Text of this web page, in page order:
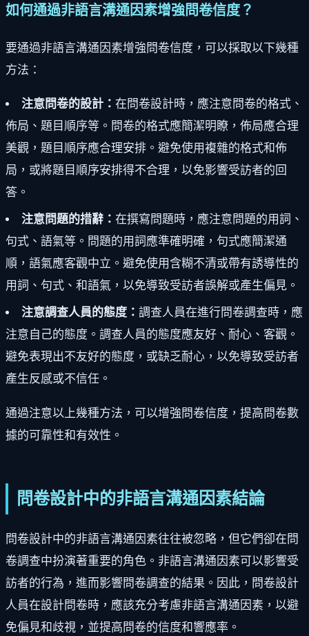
如何通過非語言溝通因素增強問卷信度？
要通過非語言溝通因素增強問卷信度，可以採取以下幾種
方法：
注意問卷的設計： 在問卷設計時，應注意問卷的格式、
佈局、題目順序等。問卷的格式應簡潔明瞭，佈局應合理
美觀，題目順序應合理安排。避免使用複雜的格式和佈
局，或將題目順序安排得不合理，以免影響受訪者的回
答。
注意問題的措辭： 在撰寫問題時，應注意問題的用詞、
句式、語氣等。問題的用詞應準確明確，句式應簡潔通
順，語氣應客觀中立。避免使用含糊不清或帶有誘導性的
用詞、句式、和語氣，以免導致受訪者誤解或產生偏見。
注意調查人員的態度： 調查人員在進行問卷調查時，應
注意自己的態度。調查人員的態度應友好、耐心、客觀。
避免表現出不友好的態度，或缺乏耐心，以免導致受訪者
產生反感或不信任。
通過注意以上幾種方法，可以增強問卷信度，提高問卷數
據的可靠性和有效性。
問卷設計中的非語言溝通因素結論
問卷設計中的非語言溝通因素往往被忽略，但它們卻在問
卷調查中扮演著重要的角色。非語言溝通因素可以影響受
訪者的行為，進而影響問卷調查的結果。因此，問卷設計
人員在設計問卷時，應該充分考慮非語言溝通因素，以避
免偏見和歧視，並提高問卷的信度和響應率。